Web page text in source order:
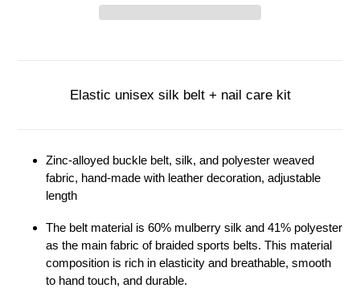
Elastic unisex silk belt + nail care kit
Zinc-alloyed buckle belt, silk, and polyester weaved
fabric, hand-made with leather decoration, adjustable
length
The belt material is 60% mulberry silk and 41% polyester
as the main fabric of braided sports belts. This material
composition is rich in elasticity and breathable, smooth
to hand touch, and durable.